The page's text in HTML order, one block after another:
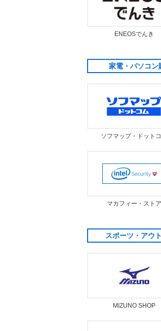
ENEOSでんき
家電・パソコン
ソフマップ・ドット
マカフィー・ストア
スポーツ・アウ
MIZUNO SHOP